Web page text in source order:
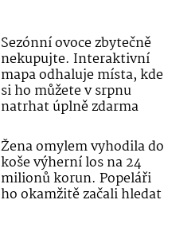
Sezónní ovoce zbytečně
nekupujte. Interaktivní
mapa odhaluje místa, kde
si ho můžete v srpnu
natrhat úplně zdarma
Žena omylem vyhodila do
koše výherní los na 24
milionů korun. Popeláři
ho okamžitě začali hledat